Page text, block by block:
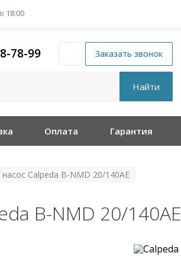
18:00
78-99
Оплата Гарантия
Calpeda B-NMD 20/140AE
B-NMD 20/140AE